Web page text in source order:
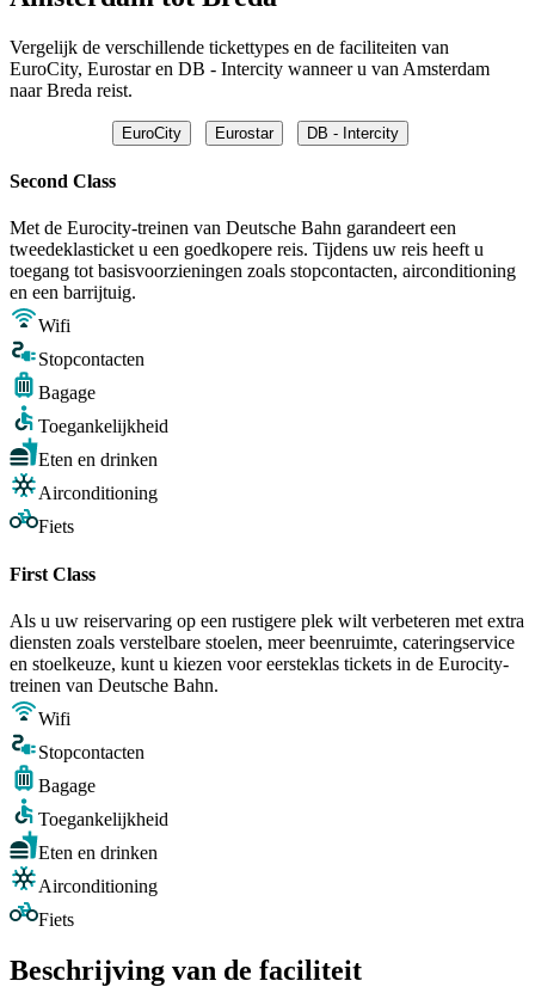
Vergelijk de verschillende tickettypes en de faciliteiten van
EuroCity, Eurostar en DB - Intercity wanneer u van Amsterdam
naar Breda reist.
EuroCity Eurostar DB - Intercity
Second Class
Met de Eurocity-treinen van Deutsche Bahn garandeert een
tweedeklasticket u een goedkopere reis. Tijdens uw reis heeft u
toegang tot basisvoorzieningen zoals stopcontacten, airconditioning
en een barrijtuig.
Wifi
Stopcontacten
Bagage
Toegankelijkheid
Eten en drinken
Airconditioning
Fiets
First Class
Als u uw reiservaring op een rustigere plek wilt verbeteren met extra
diensten zoals verstelbare stoelen, meer beenruimte, cateringservice
en stoelkeuze, kunt u kiezen voor eersteklas tickets in de Eurocity-
treinen van Deutsche Bahn.
Wifi
Stopcontacten
Bagage
Toegankelijkheid
Eten en drinken
Airconditioning
Fiets
Beschrijving van de faciliteit